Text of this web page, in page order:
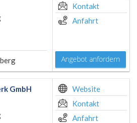
Kontakt
Anfahrt
Angebot anfordern
GmbH
Website
Kontakt
Anfahrt